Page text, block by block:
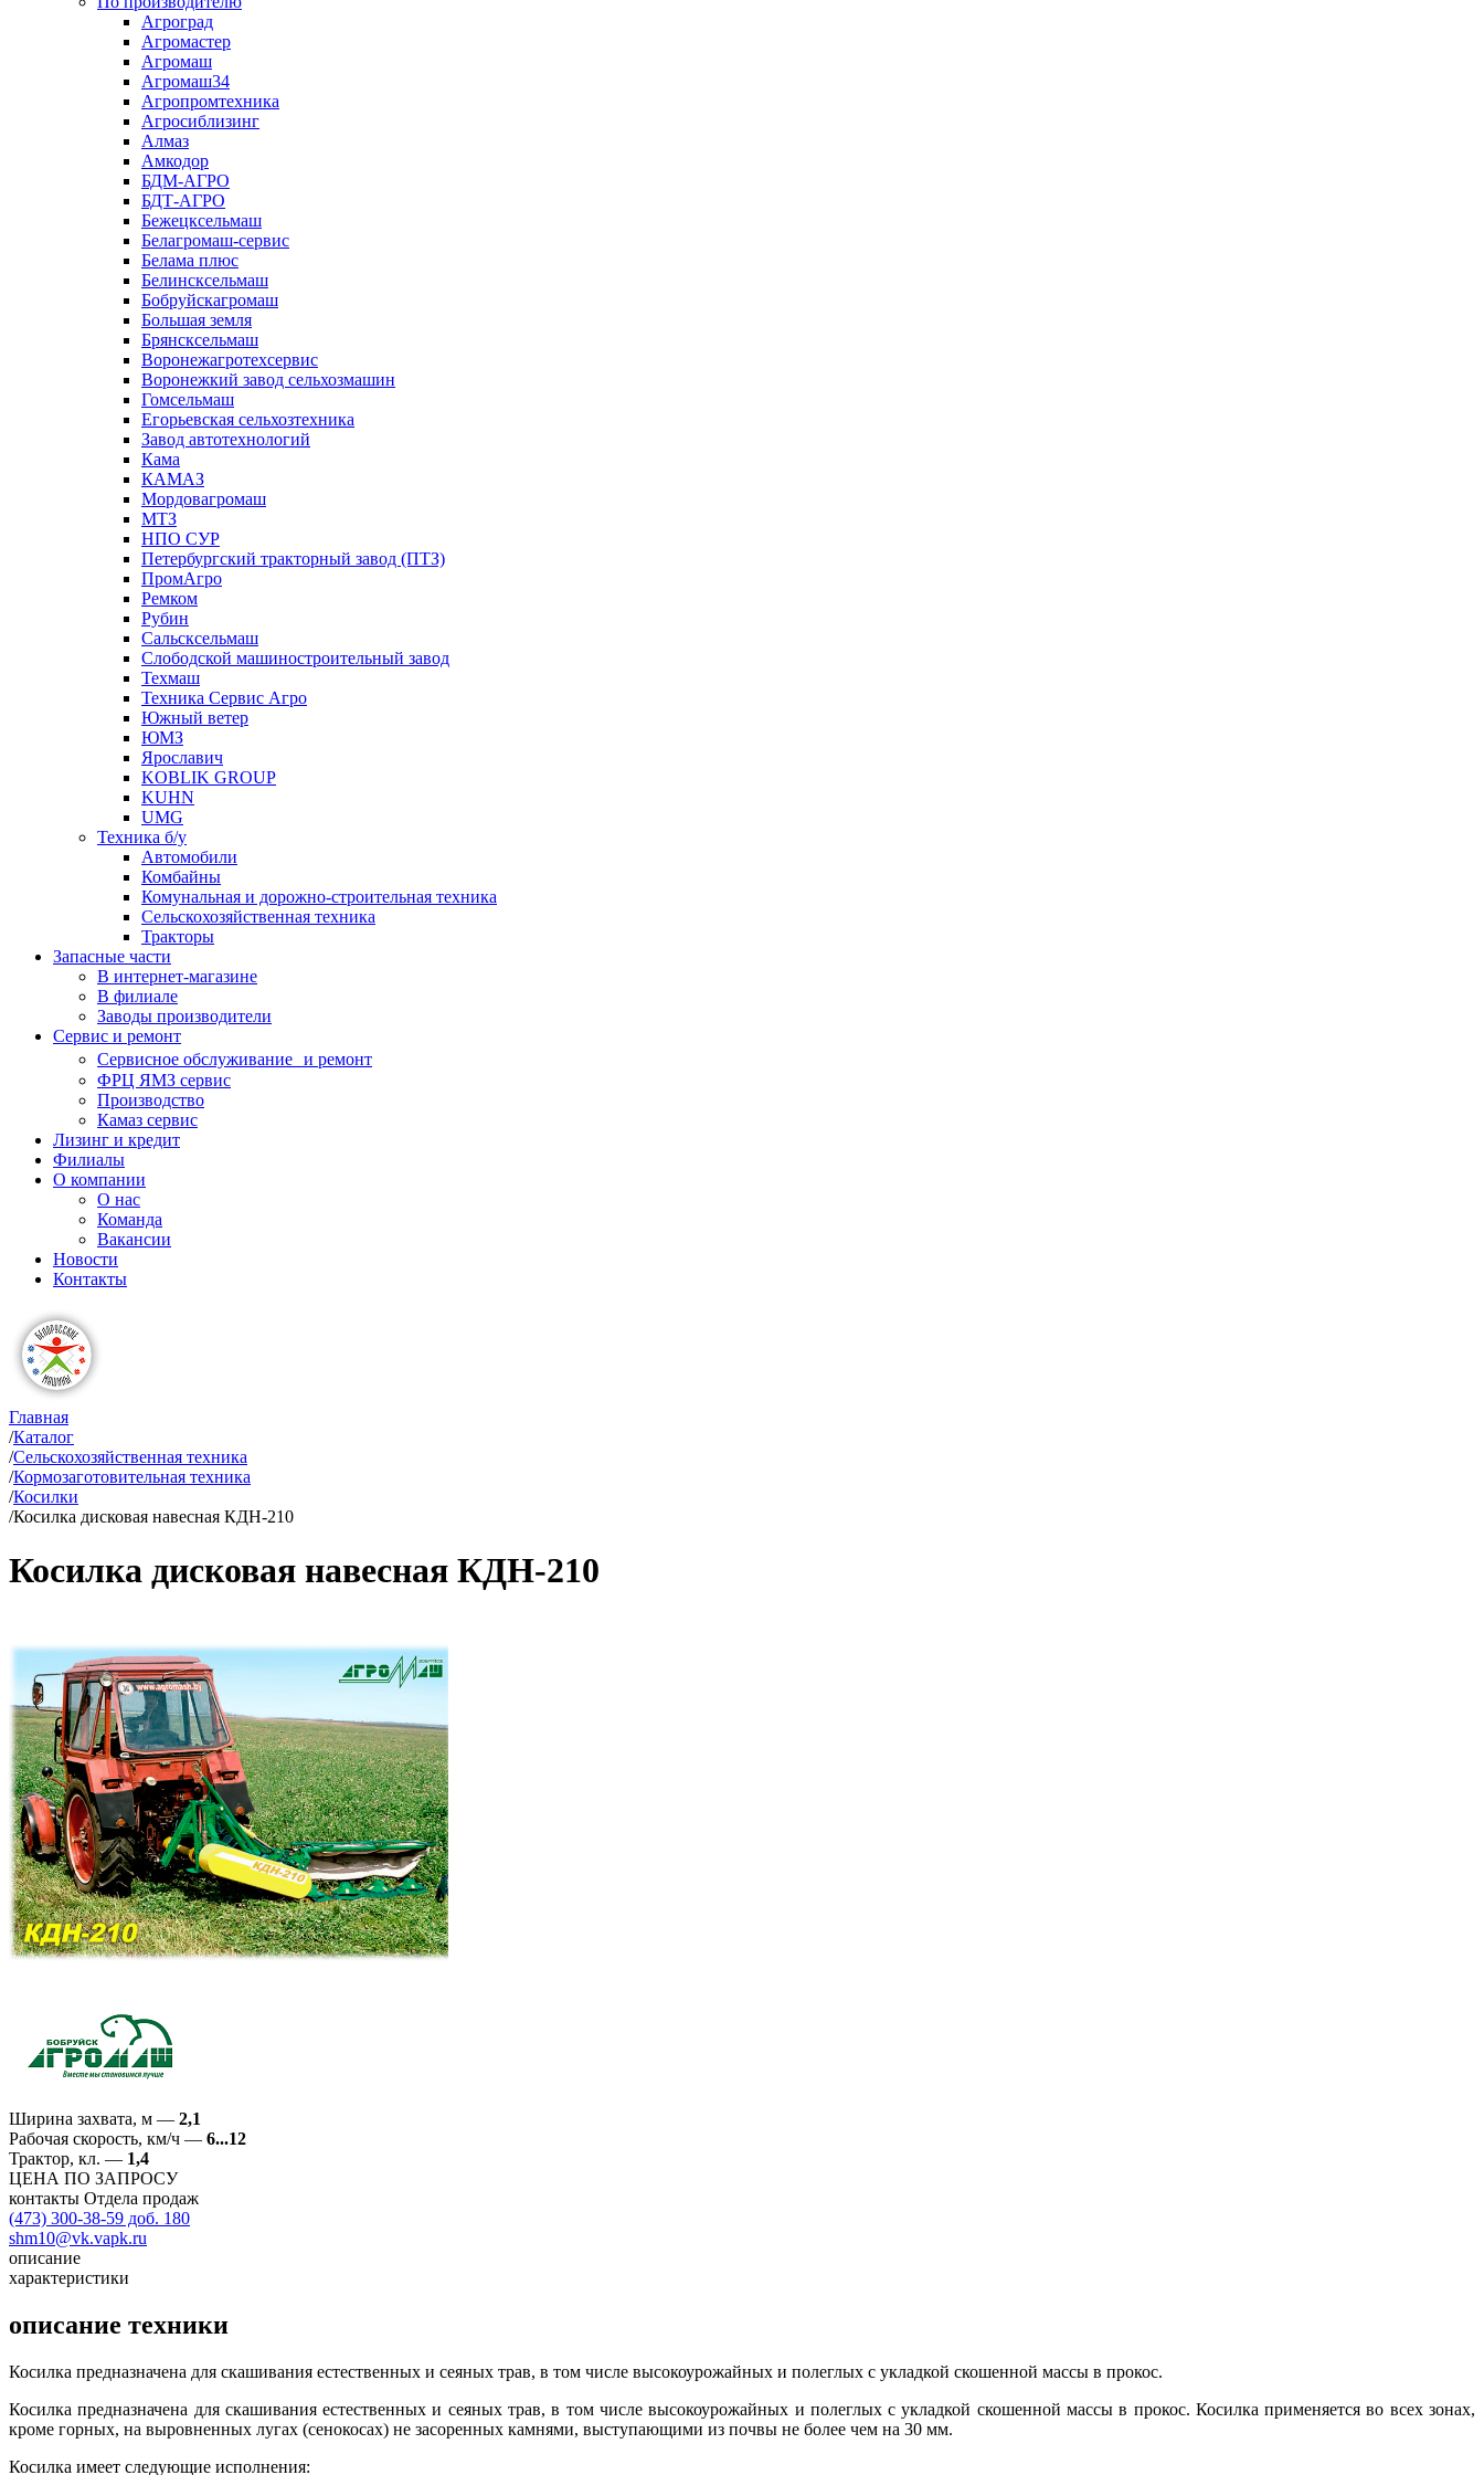
Агроград
Агромастер
Агромаш
Агромаш34
Агропромтехника
Агросиблизинг
Алмаз
Амкодор
БДМ-АГРО
БДТ-АГРО
Бежецксельмаш
Белагромаш-сервис
Белама плюс
Белинсксельмаш
Бобруйскагромаш
Большая земля
Брянсксельмаш
Воронежагротехсервис
Воронежкий завод сельхозмашин
Гомсельмаш
Егорьевская сельхозтехника
Завод автотехнологий
Кама
КАМАЗ
Мордовагромаш
МТЗ
НПО СУР
Петербургский тракторный завод (ПТЗ)
ПромАгро
Ремком
Рубин
Сальскcельмаш
Слободской машиностроительный завод
Техмаш
Техника Сервис Агро
Южный ветер
ЮМЗ
Ярославич
KOBLIK GROUP
KUHN
UMG
Техника б/у
Автомобили
Комбайны
Комунальная и дорожно-строительная техника
Сельскохозяйственная техника
Тракторы
Запасные части
В интернет-магазине
В филиале
Заводы производители
Сервис и ремонт
Сервисное обслуживание и ремонт
ФРЦ ЯМЗ сервис
Производство
Камаз сервис
Лизинг и кредит
Филиалы
О компании
О нас
Команда
Вакансии
Новости
Контакты
Главная
/Каталог
/Сельскохозяйственная техника
/Кормозаготовительная техника
/Косилки
/Косилка дисковая навесная КДН-210
Косилка дисковая навесная КДН-210
Ширина захвата, м — 2,1
Рабочая скорость, км/ч — 6...12
Трактор, кл. — 1,4
ЦЕНА ПО ЗАПРОСУ
контакты Отдела продаж
(473) 300-38-59 доб. 180
shm10@vk.vapk.ru
описание
характеристики
описание техники
Косилка предназначена для скашивания естественных и сеяных трав, в том числе высокоурожайных и полеглых с укладкой скошенной массы в прокос.
Косилка предназначена для скашивания естественных и сеяных трав, в том числе высокоурожайных и полеглых с укладкой скошенной массы в прокос. Косилка применяется во всех зонах,
кроме горных, на выровненных лугах (сенокосах) не засоренных камнями, выступающими из почвы не более чем на 30 мм.
Косилка имеет следующие исполнения: